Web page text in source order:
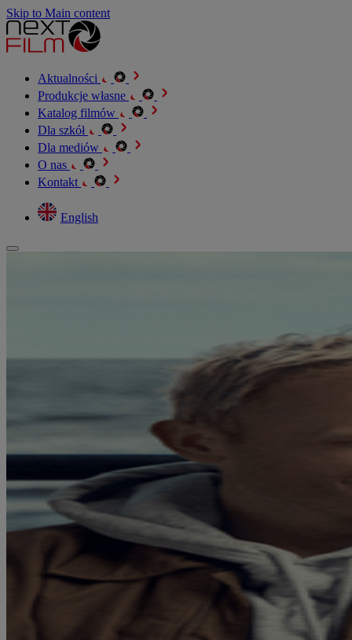
Skip to Main content
Aktualności
Produkcje własne
Katalog filmów
Dla szkół
Dla mediów
O nas
Kontakt
English